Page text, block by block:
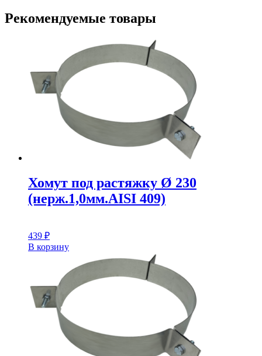
Рекомендуемые товары
Хомут под растяжку Ø 230
(нерж.1,0мм.AISI 409)
439 ₽
В корзину